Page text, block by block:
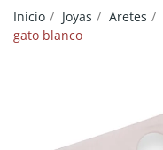
Inicio Joyas Aretes
gato blanco